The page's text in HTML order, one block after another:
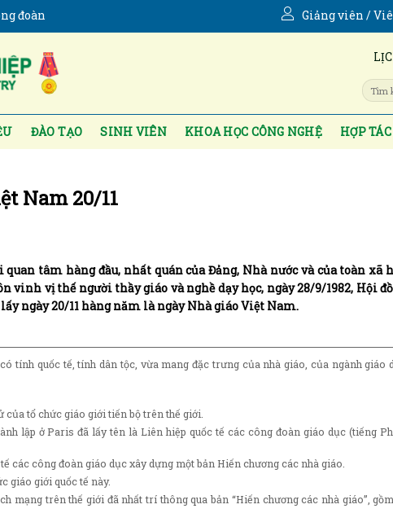
đoàn Giảng viên /
ĐÀO TẠO SINH VIÊN KHOA HỌC CÔNG NGHỆ HỢP
Nam 20/11
tâm hàng đầu, nhất quán của Đảng, Nhà nước và của toàn xã
vinh vị thế người thầy giáo và nghề dạy học, ngày 28/9/1982, Hội
ngày 20/11 hàng năm là ngày Nhà giáo Việt Nam.
tính quốc tế, tính dân tộc, vừa mang đặc trưng của nhà giáo, của ngành giáo
tổ chức giáo giới tiến bộ trên thế giới.
lập ở Paris đã lấy tên là Liên hiệp quốc tế các công đoàn giáo dục (tiếng
các công đoàn giáo dục xây dựng một bản Hiến chương các nhà giáo.
giáo giới quốc tế này.
mạng trên thế giới đã nhất trí thông qua bản “Hiến chương các nhà giáo”,